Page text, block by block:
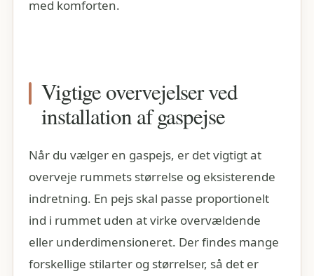
med komforten.
Vigtige overvejelser ved
installation af gaspejse
Når du vælger en gaspejs, er det vigtigt at
overveje rummets størrelse og eksisterende
indretning. En pejs skal passe proportionelt
ind i rummet uden at virke overvældende
eller underdimensioneret. Der findes mange
forskellige stilarter og størrelser, så det er